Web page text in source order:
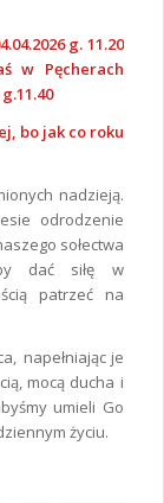
g. 11.20
w Pęcherach
bo jak co roku
nadzieją.
odrodzenie
sołectwa
dać siłę w
patrzeć na
napełniając je
mocą ducha i
umieli Go
życiu.